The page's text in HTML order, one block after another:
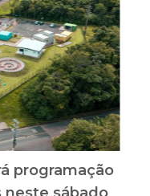
programação